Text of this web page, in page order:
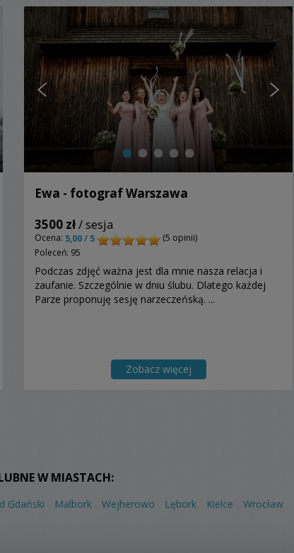
Ewa - fotograf Warszawa
3500 zł/ sesja
Ocena: 5,00 / 5
(5 opinii)
Poleceń: 95
Podczas zdjęć ważna jest dla mnie nasza relacja i
zaufanie. Szczególnie w dniu ślubu. Dlatego każdej
Parze proponuję sesję narzeczeńską. ...
Zobacz więcej
W MIASTACH:
Gdański Malbork Wejherowo Lębork Kielce Wrocław